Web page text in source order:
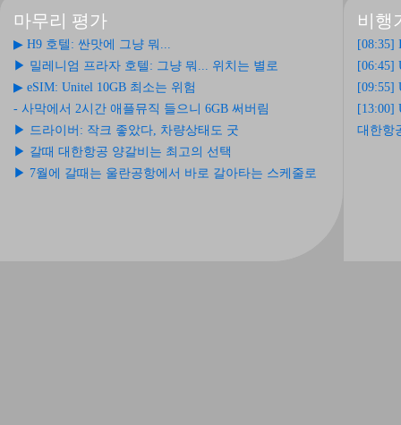
마무리 평가
▶ H9 호텔: 싼맛에 그냥 뭐...
▶ 밀레니엄 프라자 호텔: 그냥 뭐... 위치는 별로
▶ eSIM: Unitel 10GB 최소는 위험
- 사막에서 2시간 애플뮤직 들으니 6GB 써버림
▶ 드라이버: 작크 좋았다, 차량상태도 굿
▶ 갈때 대한항공 양갈비는 최고의 선택
▶ 7월에 갈때는 울란공항에서 바로 갈아타는 스케줄로
비행
[08:35]
[06:45]
[09:55]
[13:00]
대한항